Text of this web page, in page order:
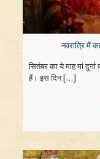
नवरात्रि में
सितंबर का ये माह मां
हैं। इस दिन[…]